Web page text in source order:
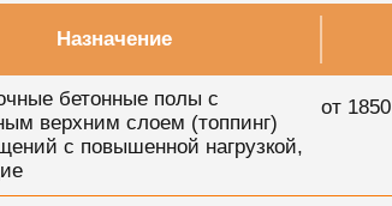
Назначение
бетонные полы с
верхним слоем (топпинг)
с повышенной нагрузкой,
от 1850